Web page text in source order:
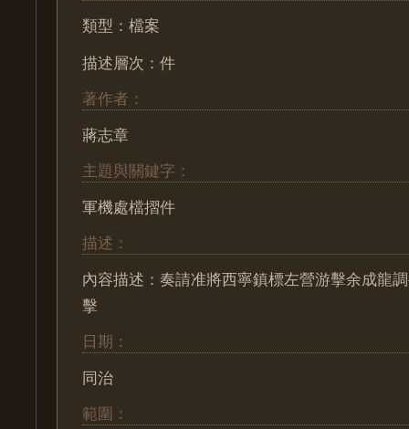
類型：檔案
描述層次：件
著作者：
蔣志章
主題與關鍵字：
軍機處檔摺件
描述：
內容描述：奏請准將西寧鎮標左營游擊余成龍
擊
日期：
同治
範圍：